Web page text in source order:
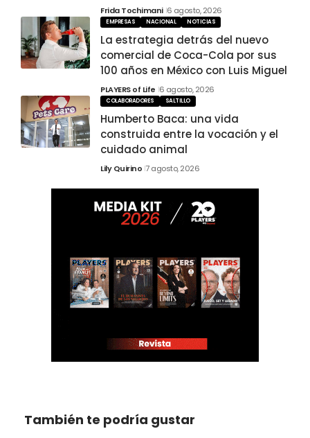
Frida Tochimani 6 agosto, 2026
EMPRESAS NACIONAL NOTICIAS
La estrategia detrás del nuevo
comercial de Coca-Cola por sus
100 años en México con Luis Miguel
PLAYERS of Life 6 agosto, 2026
COLABORADORES SALTILLO
Humberto Baca: una vida
construida entre la vocación y el
cuidado animal
Lily Quirino 7 agosto, 2026
También te podría gustar